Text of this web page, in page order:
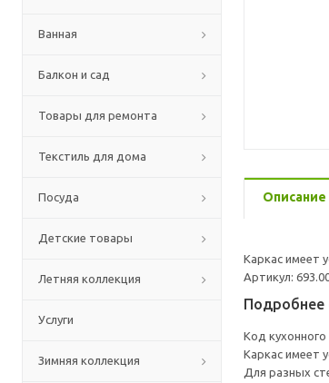
Ванная
Балкон и сад
Товары для ремонта
Текстиль для дома
Посуда
Детские товары
Летняя коллекция
Услуги
Зимняя коллекция
Описание
Каркас имеет
Артикул:
Подробнее
Код
Каркас имеет
Для разных